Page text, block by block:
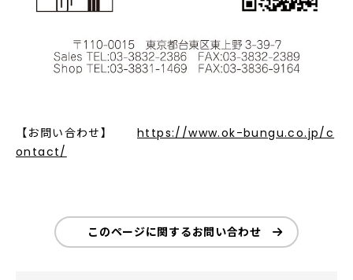
【お問い合わせ】 https://www.ok-bungu.co.jp/c
ontact/
このページに関するお問い合わせ